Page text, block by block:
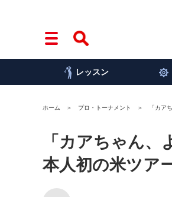
レッスン
ホーム プロ・トーナメント 「カア
「カアちゃん
本人初の米ツア